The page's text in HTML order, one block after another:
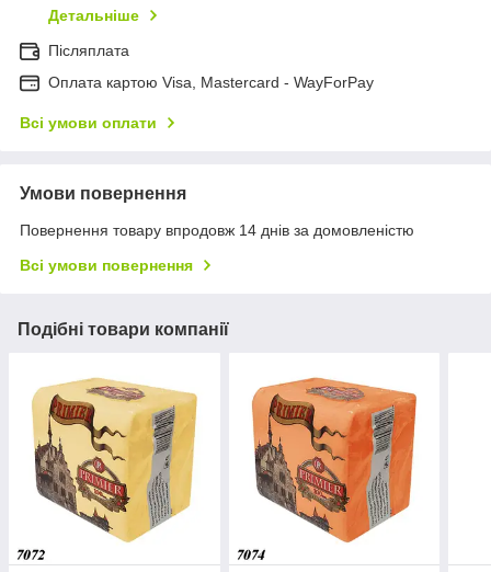
Детальніше
Післяплата
Оплата картою Visa, Mastercard - WayForPay
Всі умови оплати
Умови повернення
Повернення товару впродовж 14 днів за домовленістю
Всі умови повернення
Подібні товари компанії